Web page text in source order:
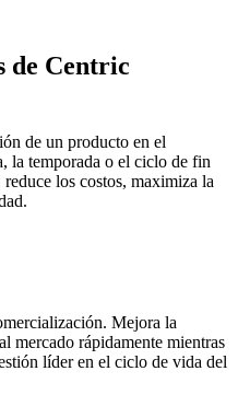
de Centric
de un producto en el
la temporada o el ciclo de fin
los costos, maximiza la
Mejora la
mercado rápidamente mientras
líder en el ciclo de vida del